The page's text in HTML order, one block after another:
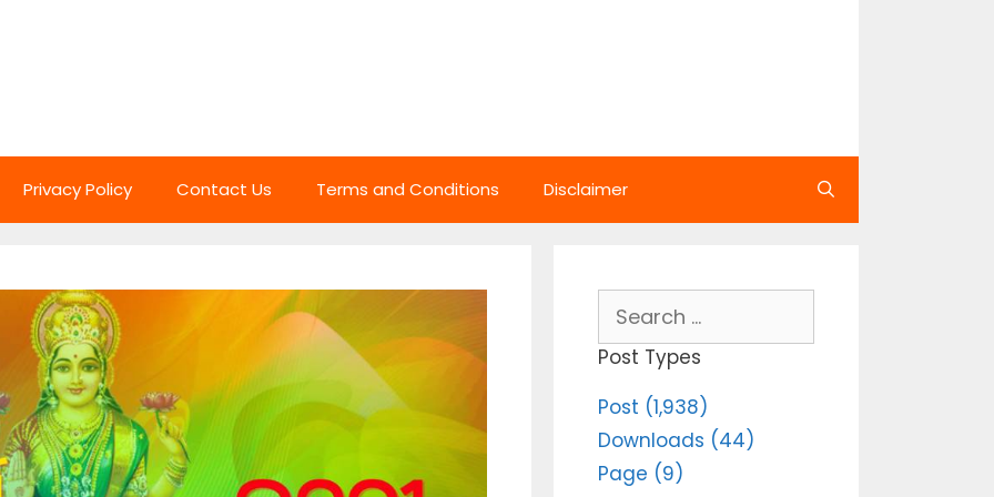
Privacy Policy Contact Us Terms and Conditions Disclaimer
for:
Post Types
Post (1,938)
Downloads (44)
Page (9)